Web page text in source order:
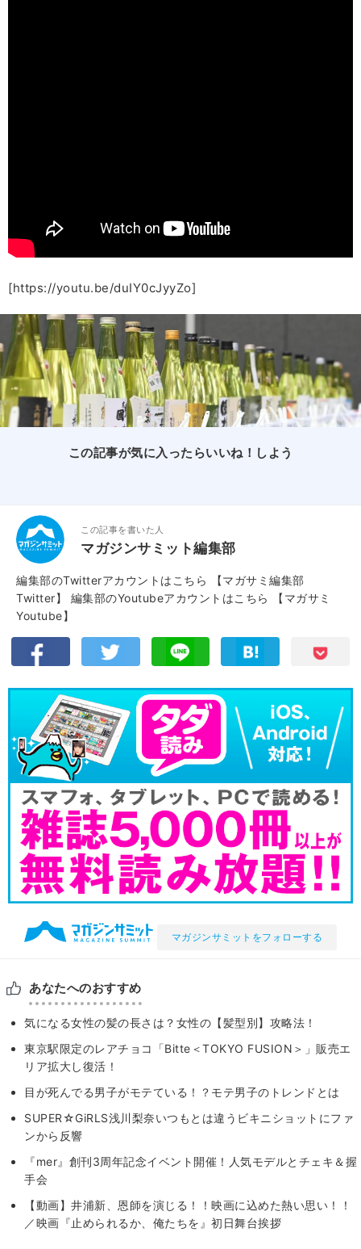
[https://youtu.be/duIY0cJyyZo]
この記事が気に入ったらいいね！しよう
この記事を書いた人
マガジンサミット編集部
編集部のTwitterアカウントはこちら
【マガサミ編集部
Twitter】
編集部のYoutubeアカウントはこちら
【マガサミ
Youtube】
マガジンサミットをフォローする
あなたへのおすすめ
気になる女性の髪の長さは？女性の【髪型別】攻略法！
東京駅限定のレアチョコ「Bitte＜TOKYO FUSION＞」販売エ
リア拡大し復活！
目が死んでる男子がモテている！？モテ男子のトレンドとは
SUPER☆GiRLS浅川梨奈いつもとは違うビキニショットにファ
ンから反響
『mer』創刊3周年記念イベント開催！人気モデルとチェキ＆握
手会
【動画】井浦新、恩師を演じる！！映画に込めた熱い思い！！
／映画『止められるか、俺たちを』初日舞台挨拶